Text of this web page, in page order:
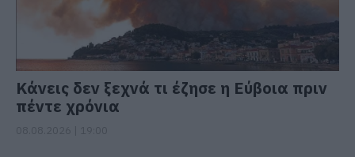
Κάνεις δεν ξεχνά τι έζησε η Εύβοια πριν
πέντε χρόνια